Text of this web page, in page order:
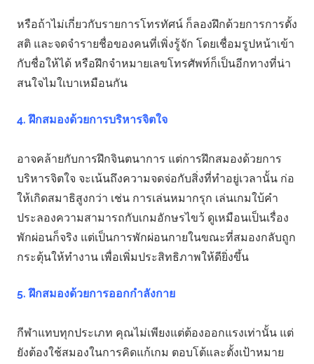
หรือถ้าไม่เกี่ยวกับรายการโทรทัศน์ ก็ลองฝึกด้วยการการตั้ง
สติ และจดจำรายชื่อของคนที่เพิ่งรู้จัก โดยเชื่อมรูปหน้าเข้า
กับชื่อให้ได้ หรือฝึกจำหมายเลขโทรศัพท์ก็เป็นอีกทางที่น่า
สนใจไมใเบาเหมือนกัน
4. ฝึกสมองด้วยการบริหารจิตใจ
อาจคล้ายกับการฝึกจินตนาการ แต่การฝึกสมองด้วยการ
บริหารจิตใจ จะเน้นถึงความจดจ่อกับสิ่งที่ทำอยู่เวลานั้น ก่อ
ให้เกิดสมาธิสูงกว่า เช่น การเล่นหมากรุก เล่นเกมใบ้คำ
ประลองความสามารถกับเกมอักษรไขว้ ดูเหมือนเป็นเรื่อง
พักผ่อนก็จริง แต่เป็นการพักผ่อนกายในขณะที่สมองกลับถูก
กระตุ้นให้ทำงาน เพื่อเพิ่มประสิทธิภาพให้ดียิ่งขึ้น
5. ฝึกสมองด้วยการออกกำลังกาย
กีฬาแทบทุกประเภท คุณไม่เพียงแต่ต้องออกแรงเท่านั้น แต่
ยังต้องใช้สมองในการคิดแก้เกม ตอบโต้และตั้งเป้าหมาย